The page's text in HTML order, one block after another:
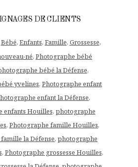
DE CLIENTS
Bébé, Enfants, Famille, Grossesse,
né, Photographe bébé
bébé la Défense,
yvelines, Photographe enfant
enfant la Défense,
enfants Houilles, photographe
, Photographe famille Houilles,
la Défense, photographe
, Photographe grossesse Houilles,